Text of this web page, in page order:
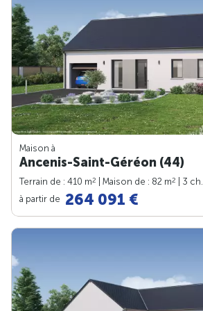
Maison à
Ancenis-Saint-Géréon (44)
Terrain de : 410 m2 | Maison de : 82 m2
| 3 ch.
à partir de 264 091 €